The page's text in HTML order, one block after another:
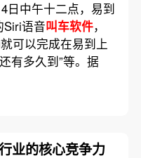
日中午十二点，易到
Siri语音叫车软件，
可以完成在易到上
有多久到”等。据
业的核心竞争力